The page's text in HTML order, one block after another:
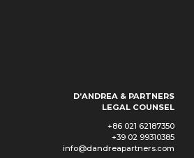
D’ANDREA & PARTNERS
LEGAL COUNSEL
+86 021 62187350
+39 02 99310385
info@dandreapartners.com